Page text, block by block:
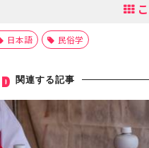
日本語 民俗学
関連する記事